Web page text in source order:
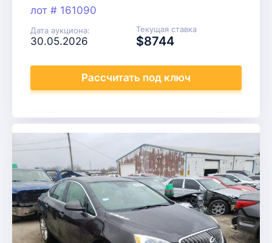
лот # 161090
Дата аукциона:
30.05.2026
Текущая ставка
$8744
Рассчитать под ключ